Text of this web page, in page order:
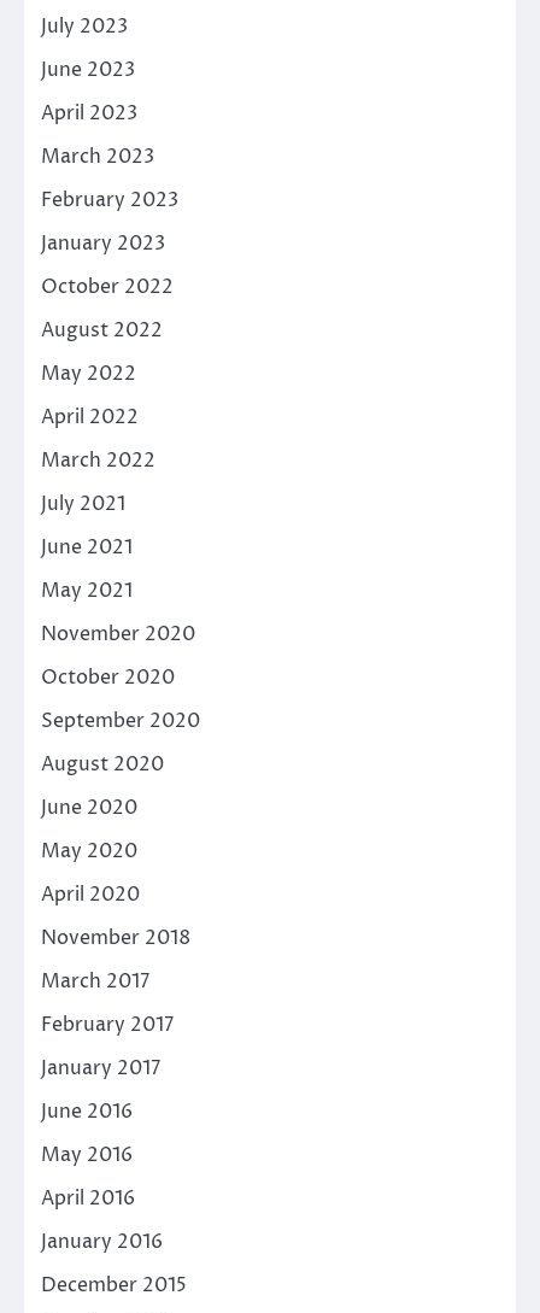
July 2023
June 2023
April 2023
March 2023
February 2023
January 2023
October 2022
August 2022
May 2022
April 2022
March 2022
July 2021
June 2021
May 2021
November 2020
October 2020
September 2020
August 2020
June 2020
May 2020
April 2020
November 2018
March 2017
February 2017
January 2017
June 2016
May 2016
April 2016
January 2016
December 2015